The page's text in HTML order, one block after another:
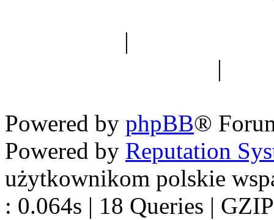
|
|
Powered by phpBB®
Powered by Reputation
użytkownikom polskie
: 0.064s | 18 Queries |